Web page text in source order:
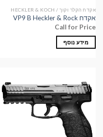
אקדח הקלר וקוך / HECKLER & KOCH
אקדח VP9 B Heckler & Rock
Call for Price
מידע נוסף